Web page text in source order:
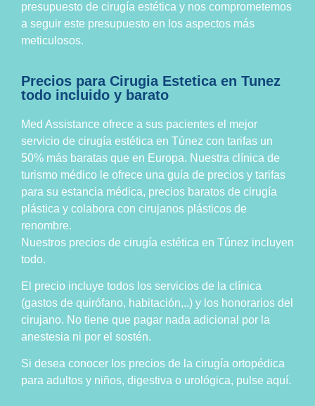
presupuesto de cirugía estética y nos comprometemos
a seguir este presupuesto en los aspectos más
meticulosos.
Precios para Cirugia Estetica en Tunez
todo incluido y barato
Med Assistance ofrece a sus pacientes el mejor
servicio de cirugía estética en Túnez con tarifas un
50% más baratas que en Europa. Nuestra clínica de
turismo médico le ofrece una guía de precios y tarifas
para su estancia médica, precios baratos de cirugía
plástica y colabora con cirujanos plásticos de
renombre.
Nuestros precios de cirugía estética en Túnez incluyen
todo.
El precio incluye todos los servicios de la clínica
(gastos de quirófano, habitación,..) y los honorarios del
cirujano. No tiene que pagar nada adicional por la
anestesia ni por el sostén.
Si desea conocer los precios de la cirugía ortopédica
para adultos y niños, digestiva o urológica, pulse aquí.